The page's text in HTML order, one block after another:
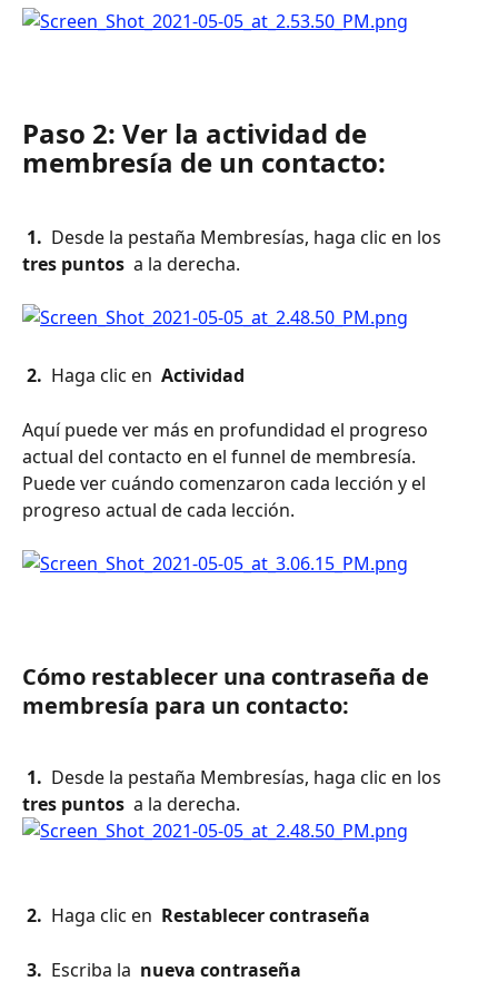
Paso 2: Ver la actividad de
membresía de un contacto:
1. Desde la pestaña Membresías, haga clic en los
tres puntos a la derecha.
2. Haga clic en Actividad
Aquí puede ver más en profundidad el progreso
actual del contacto en el funnel de membresía.
Puede ver cuándo comenzaron cada lección y el
progreso actual de cada lección.
Cómo restablecer una contraseña de
membresía para un contacto:
1. Desde la pestaña Membresías, haga clic en los
tres puntos a la derecha.
2. Haga clic en Restablecer contraseña
3. Escriba la nueva contraseña